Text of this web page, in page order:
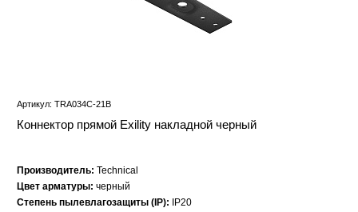
Артикул: TRA034C-21B
Коннектор прямой Exility накладной черный
Производитель: Technical
Цвет арматуры: черный
Степень пылевлагозащиты (IP):
IP20